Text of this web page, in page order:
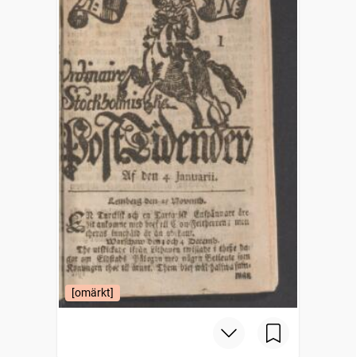
[omärkt]